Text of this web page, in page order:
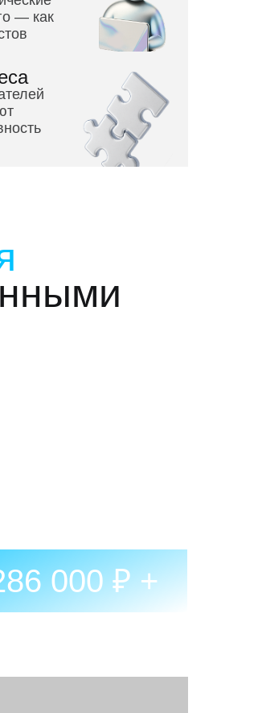
— как
000 ₽ +